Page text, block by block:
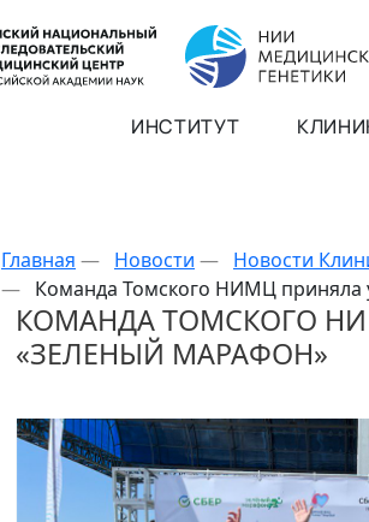
ИНСТИТУТ
Главная — Новости — Новости
— Команда Томского НИМЦ приняла
КОМАНДА ТОМСКОГО
«ЗЕЛЕНЫЙ МАРАФОН»